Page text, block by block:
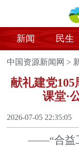
新闻 民生
中国资源新闻网 >
献礼建党105
课堂·
2026-07-05 22:35:05
——“合益工